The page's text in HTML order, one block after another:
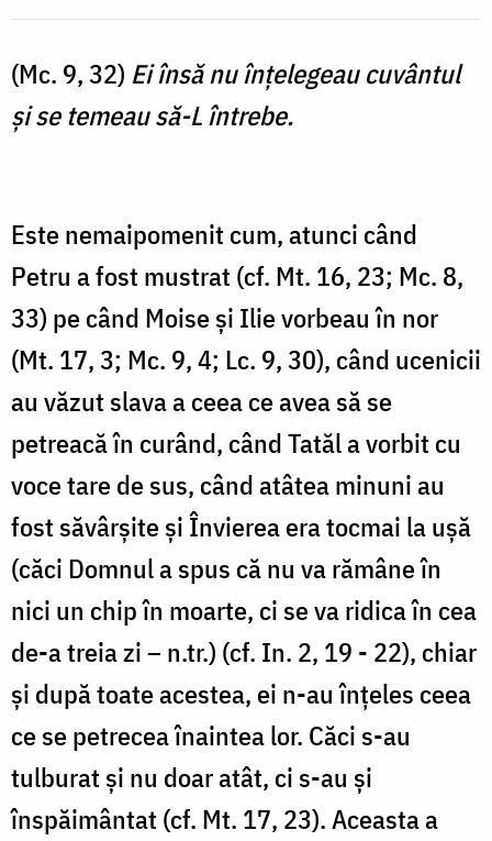
(Mc. 9, 32) Ei însă nu înţelegeau cuvântul
şi se temeau să-L întrebe.
Este nemaipomenit cum, atunci când
Petru a fost mustrat (cf. Mt. 16, 23; Mc. 8,
33) pe când Moise și Ilie vorbeau în nor
(Mt. 17, 3; Mc. 9, 4; Lc. 9, 30), când ucenicii
au văzut slava a ceea ce avea să se
petreacă în curând, când Tatăl a vorbit cu
voce tare de sus, când atâtea minuni au
fost săvârșite și Învierea era tocmai la ușă
(căci Domnul a spus că nu va rămâne în
nici un chip în moarte, ci se va ridica în cea
de-a treia zi – n.tr.) (cf. In. 2, 19 - 22), chiar
și după toate acestea, ei n-au înțeles ceea
ce se petrecea înaintea lor. Căci s-au
tulburat și nu doar atât, ci s-au și
înspăimântat (cf. Mt. 17, 23). Aceasta a